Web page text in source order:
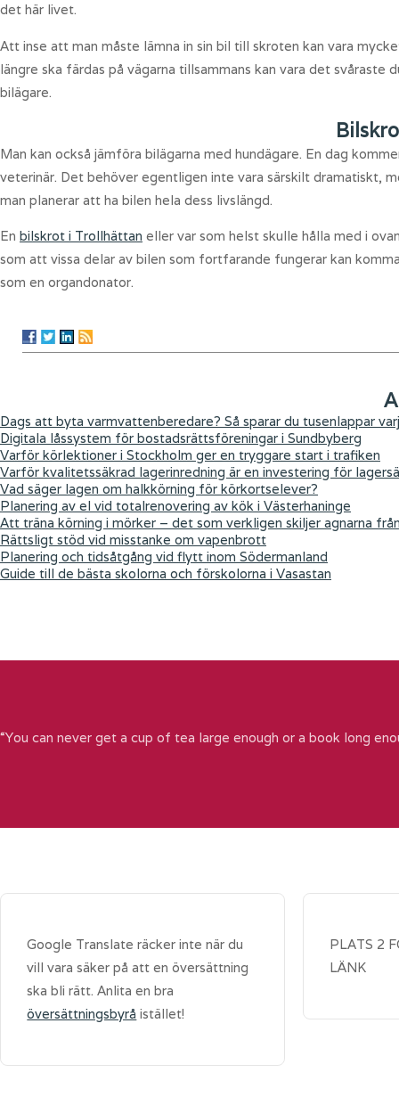
det här livet.
Att inse att man måste lämna in sin bil till skroten kan vara
längre ska färdas på vägarna tillsammans kan vara det
bilägare.
Man kan också jämföra bilägarna med hundägare. En dag
veterinär. Det behöver egentligen inte vara särskilt dramatiskt,
man planerar att ha bilen hela dess livslängd.
En bilskrot i Trollhättan eller var som helst skulle hålla med i
som att vissa delar av bilen som fortfarande fungerar kan
som en organdonator.
Dags att byta varmvattenberedare? Så sparar du tusenlappar
Digitala låssystem för bostadsrättsföreningar i Sundbyberg
Varför körlektioner i Stockholm ger en tryggare start i trafiken
Varför kvalitetssäkrad lagerinredning är en investering för
Vad säger lagen om halkkörning för körkortselever?
Planering av el vid totalrenovering av kök i Västerhaninge
Att träna körning i mörker – det som verkligen skiljer agnarna
Rättsligt stöd vid misstanke om vapenbrott
Planering och tidsåtgång vid flytt inom Södermanland
Guide till de bästa skolorna och förskolorna i Vasastan
“You can never get a cup of tea large enough or a book long
Google Translate räcker inte när du
vill vara säker på att en översättning
ska bli rätt. Anlita en bra
översättningsbyrå istället!
PLATS 2
LÄNK